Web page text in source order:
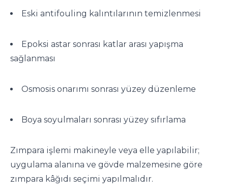
Eski antifouling kalıntılarının temizlenmesi
Epoksi astar sonrası katlar arası yapışma
sağlanması
Osmosis onarımı sonrası yüzey düzenleme
Boya soyulmaları sonrası yüzey sıfırlama
Zımpara işlemi makineyle veya elle yapılabilir;
uygulama alanına ve gövde malzemesine göre
zımpara kâğıdı seçimi yapılmalıdır.